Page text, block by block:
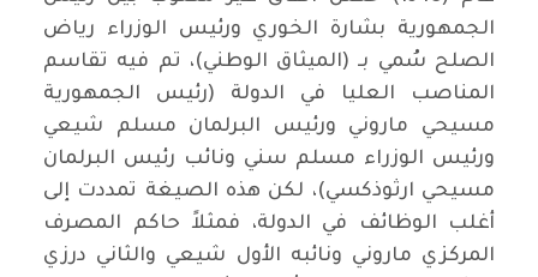
الجمهورية بشارة الخوري ورئيس الوزراء رياض
الصلح سُمي بـ (الميثاق الوطني)، تم فيه تقاسم
المناصب العليا في الدولة (رئيس الجمهورية
مسيحي ماروني ورئيس البرلمان مسلم شيعي
ورئيس الوزراء مسلم سني ونائب رئيس البرلمان
مسيحي ارثوذكسي)، لكن هذه الصيغة تمددت إلى
أغلب الوظائف في الدولة، فمثلاً حاكم المصرف
المركزي ماروني ونائبه الأول شيعي والثاني درزي